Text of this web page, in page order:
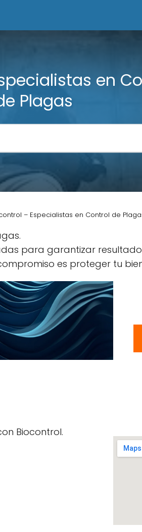
en
Plagas
– Especialistas en Control de
para garantizar
es proteger tu
Biocontrol.